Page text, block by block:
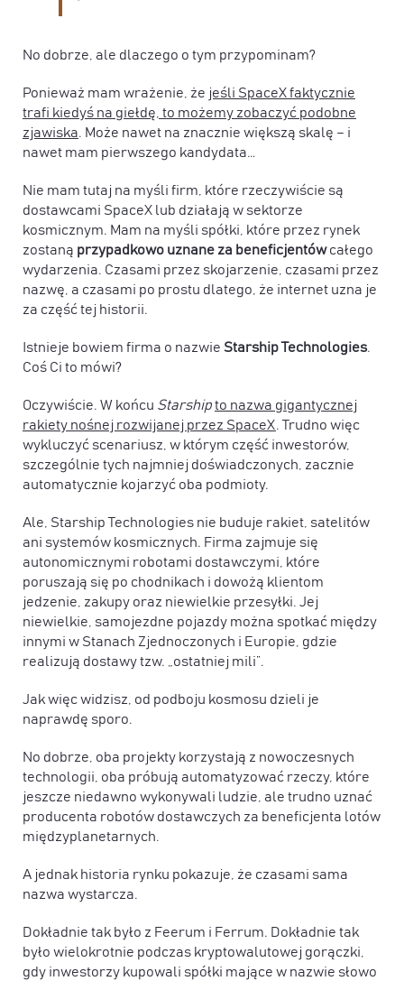
No dobrze, ale dlaczego o tym przypominam?
Ponieważ mam wrażenie, że jeśli SpaceX faktycznie
trafi kiedyś na giełdę, to możemy zobaczyć podobne
zjawiska. Może nawet na znacznie większą skalę – i
nawet mam pierwszego kandydata…
Nie mam tutaj na myśli firm, które rzeczywiście są
dostawcami SpaceX lub działają w sektorze
kosmicznym. Mam na myśli spółki, które przez rynek
zostaną przypadkowo uznane za beneficjentówcałego
wydarzenia. Czasami przez skojarzenie, czasami przez
nazwę, a czasami po prostu dlatego, że internet uzna je
za część tej historii.
Istnieje bowiem firma o nazwie Starship Technologies.
Coś Ci to mówi?
Oczywiście. W końcu Starshipto nazwa gigantycznej
rakiety nośnej rozwijanej przez SpaceX. Trudno więc
wykluczyć scenariusz, w którym część inwestorów,
szczególnie tych najmniej doświadczonych, zacznie
automatycznie kojarzyć oba podmioty.
Ale, Starship Technologies nie buduje rakiet, satelitów
ani systemów kosmicznych. Firma zajmuje się
autonomicznymi robotami dostawczymi, które
poruszają się po chodnikach i dowożą klientom
jedzenie, zakupy oraz niewielkie przesyłki. Jej
niewielkie, samojezdne pojazdy można spotkać między
innymi w Stanach Zjednoczonych i Europie, gdzie
realizują dostawy tzw. „ostatniej mili”.
Jak więc widzisz, od podboju kosmosu dzieli je
naprawdę sporo.
No dobrze, oba projekty korzystają z nowoczesnych
technologii, oba próbują automatyzować rzeczy, które
jeszcze niedawno wykonywali ludzie, ale trudno uznać
producenta robotów dostawczych za beneficjenta lotów
międzyplanetarnych.
A jednak historia rynku pokazuje, że czasami sama
nazwa wystarcza.
Dokładnie tak było z Feerum i Ferrum. Dokładnie tak
było wielokrotnie podczas kryptowalutowej gorączki,
gdy inwestorzy kupowali spółki mające w nazwie słowo